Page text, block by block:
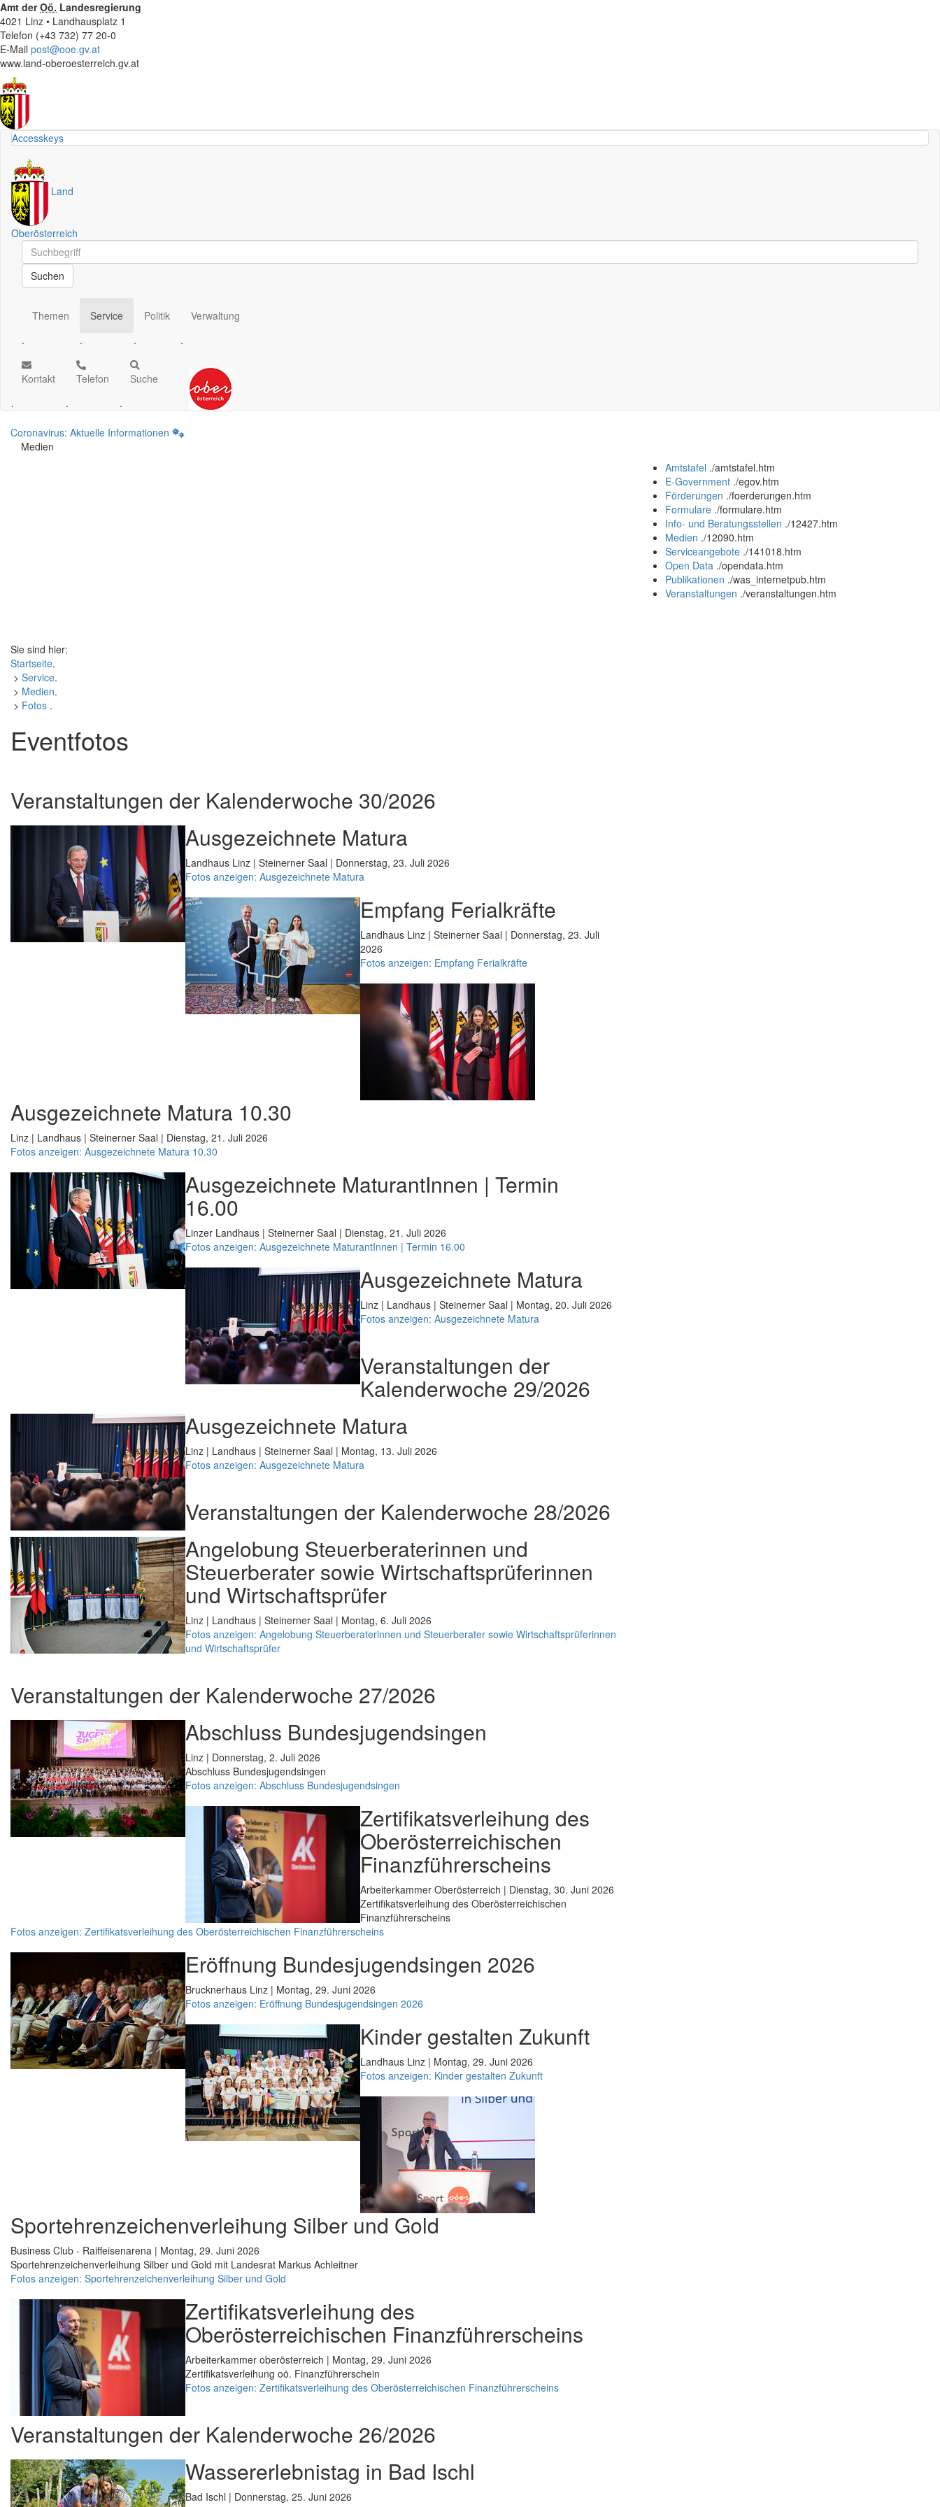
Amt derOö. Landesregierung
4021 Linz • Landhausplatz 1
Telefon (+43 732) 77 20-0
E-Mail post@ooe.gv.at
www.land-oberoesterreich.gv.at
Accesskeys
Land
Oberösterreich
Schnellsuche
Schnellsuche
Suchen
Themen
.
Service
.
Politik
.
Verwaltung
.
Kontakt
.
Telefon
.
Suche
.
Coronavirus: Aktuelle Informationen
Medien
Amtstafel ./amtstafel.htm
E-Government ./egov.htm
Förderungen ./foerderungen.htm
Formulare ./formulare.htm
Info- und Beratungsstellen ./12427.htm
Medien ./12090.htm
Serviceangebote ./141018.htm
Open Data ./opendata.htm
Publikationen ./was_internetpub.htm
Veranstaltungen ./veranstaltungen.htm
Sie sind hier:
Startseite.
> Service.
> Medien.
> Fotos .
Eventfotos
Veranstaltungen der Kalenderwoche 30/2026
Ausgezeichnete Matura
Landhaus Linz | Steinerner Saal | Donnerstag, 23. Juli 2026
Fotos anzeigen: Ausgezeichnete Matura
Empfang Ferialkräfte
Landhaus Linz | Steinerner Saal | Donnerstag, 23. Juli
2026
Fotos anzeigen: Empfang Ferialkräfte
Ausgezeichnete Matura 10.30
Linz | Landhaus | Steinerner Saal | Dienstag, 21. Juli 2026
Fotos anzeigen: Ausgezeichnete Matura 10.30
Ausgezeichnete MaturantInnen | Termin
16.00
Linzer Landhaus | Steinerner Saal | Dienstag, 21. Juli 2026
Fotos anzeigen: Ausgezeichnete MaturantInnen | Termin 16.00
Ausgezeichnete Matura
Linz | Landhaus | Steinerner Saal | Montag, 20. Juli 2026
Fotos anzeigen: Ausgezeichnete Matura
Veranstaltungen der
Kalenderwoche 29/2026
Ausgezeichnete Matura
Linz | Landhaus | Steinerner Saal | Montag, 13. Juli 2026
Fotos anzeigen: Ausgezeichnete Matura
Veranstaltungen der Kalenderwoche 28/2026
Angelobung Steuerberaterinnen und
Steuerberater sowie Wirtschaftsprüferinnen
und Wirtschaftsprüfer
Linz | Landhaus | Steinerner Saal | Montag, 6. Juli 2026
Fotos anzeigen: Angelobung Steuerberaterinnen und Steuerberater sowie Wirtschaftsprüferinnen
und Wirtschaftsprüfer
Veranstaltungen der Kalenderwoche 27/2026
Abschluss Bundesjugendsingen
Linz | Donnerstag, 2. Juli 2026
Abschluss Bundesjugendsingen
Fotos anzeigen: Abschluss Bundesjugendsingen
Zertifikatsverleihung des
Oberösterreichischen
Finanzführerscheins
Arbeiterkammer Oberösterreich | Dienstag, 30. Juni 2026
Zertifikatsverleihung des Oberösterreichischen
Finanzführerscheins
Fotos anzeigen: Zertifikatsverleihung des Oberösterreichischen Finanzführerscheins
Eröffnung Bundesjugendsingen 2026
Brucknerhaus Linz | Montag, 29. Juni 2026
Fotos anzeigen: Eröffnung Bundesjugendsingen 2026
Kinder gestalten Zukunft
Landhaus Linz | Montag, 29. Juni 2026
Fotos anzeigen: Kinder gestalten Zukunft
Sportehrenzeichenverleihung Silber und Gold
Business Club - Raiffeisenarena | Montag, 29. Juni 2026
Sportehrenzeichenverleihung Silber und Gold mit Landesrat Markus Achleitner
Fotos anzeigen: Sportehrenzeichenverleihung Silber und Gold
Zertifikatsverleihung des
Oberösterreichischen Finanzführerscheins
Arbeiterkammer oberösterreich | Montag, 29. Juni 2026
Zertifikatsverleihung oö. Finanzführerschein
Fotos anzeigen: Zertifikatsverleihung des Oberösterreichischen Finanzführerscheins
Veranstaltungen der Kalenderwoche 26/2026
Wassererlebnistag in Bad Ischl
Bad Ischl | Donnerstag, 25. Juni 2026